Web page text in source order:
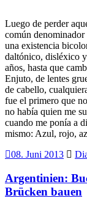
Luego de perder
común
una existencia
daltónico, disléxico
años, hasta que
Enjuto, de lentes
de cabello,
fue el primero que
no había quien me
cuando me ponía a
mismo: Azul, rojo,
08. Juni 2013
Argentinien:
Brücken bauen